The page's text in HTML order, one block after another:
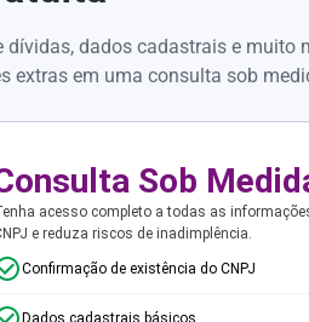
dados cadastrais e muito
extras em uma consulta sob
Sob
acesso completo a todas as
e reduza riscos de inadimplência.
Confirmação de existência do CNPJ
Dados cadastrais básicos